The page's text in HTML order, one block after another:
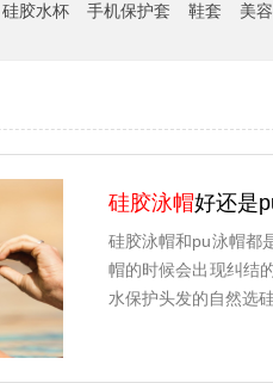
硅胶水杯 手机保护套 鞋套 美容
硅胶泳帽好还是
硅胶泳帽和pu泳帽都
帽的时候会出现纠结
水保护头发的自然选